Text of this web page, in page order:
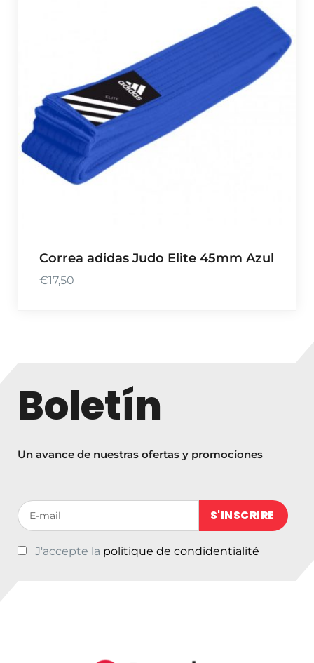
Correa adidas Judo Elite 45mm Azul
€17,50
Boletín
Un avance de nuestras ofertas y promociones
Votre adresse de messagerie (obligatoire)
J'accepte la politique de condidentialité